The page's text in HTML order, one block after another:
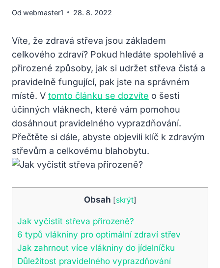
Od webmaster1 28. 8. 2022
Víte, že zdravá střeva jsou základem
celkového zdraví? Pokud hledáte spolehlivé a
přirozené způsoby, jak si udržet střeva čistá a
pravidelně fungující, pak jste na správném
místě. V tomto článku se dozvíte o šesti
účinných vláknech, které vám pomohou
dosáhnout pravidelného vyprazdňování.
Přečtěte si dále, abyste objevili klíč k zdravým
střevům a celkovému blahobytu.
Obsah [skrýt]
Jak vyčistit střeva přirozeně?
6 typů vlákniny pro optimální zdraví střev
Jak zahrnout více vlákniny do jídelníčku
Důležitost pravidelného vyprazdňování